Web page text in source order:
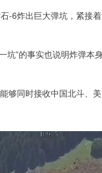
-6炸出巨大弹坑，紧接
”的事实也说明炸弹本
够同时接收中国北斗、